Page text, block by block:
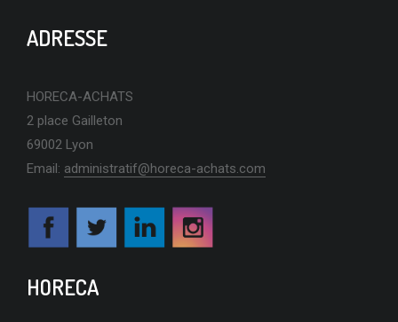
ADRESSE
HORECA-ACHATS
2 place Gailleton
69002 Lyon
Email: administratif@horeca-achats.com
HORECA